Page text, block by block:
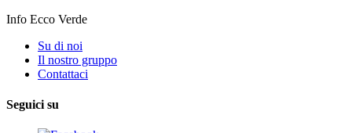
Info Ecco Verde
Su di noi
Il nostro gruppo
Contattaci
Seguici su